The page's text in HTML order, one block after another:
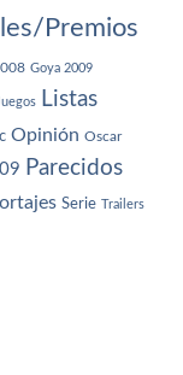
Premios
Goya 2009
Listas
Opinión Oscar
Parecidos
Serie Trailers